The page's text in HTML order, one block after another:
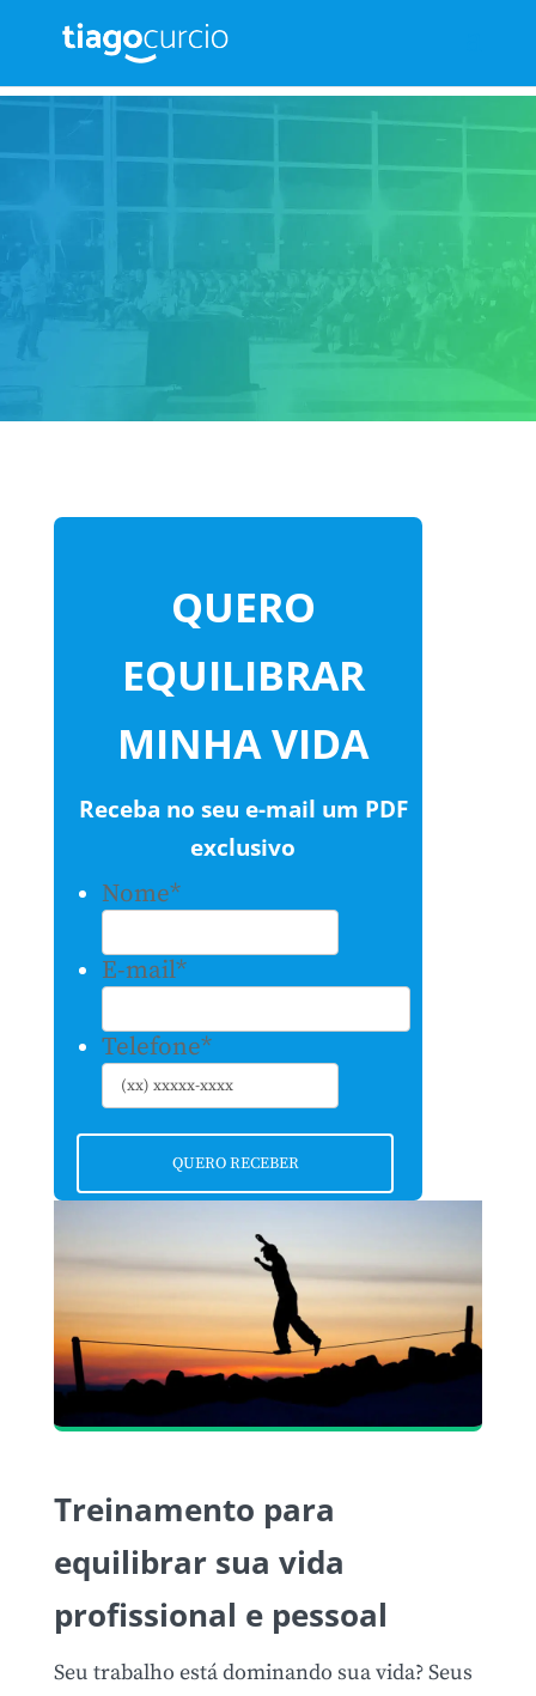
QUERO
EQUILIBRAR
MINHA VIDA
Receba no seu e-mail um PDF
exclusivo
Nome*
Nome
E-mail*
Telefone*
Treinamento para
equilibrar sua vida
profissional e pessoal
Seu trabalho está dominando sua vida? Seus